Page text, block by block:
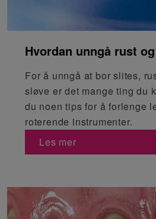
Hvordan unngå rust
For å unngå at bor slites,
sløve er det mange ting du
du noen tips for å forlenge
roterende instrumenter.
Les mer